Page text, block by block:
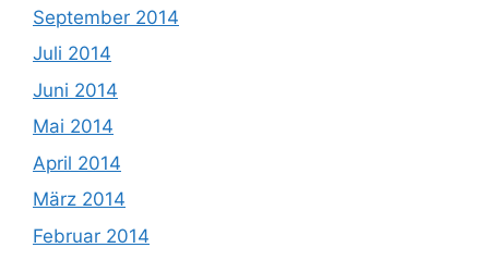
September 2014
Juli 2014
Juni 2014
Mai 2014
April 2014
März 2014
Februar 2014